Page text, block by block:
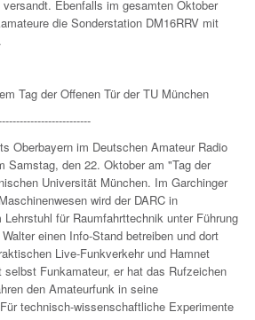
versandt. Ebenfalls im gesamten Oktober
die Sonderstation DM16RRV mit
Tag der Offenen Tür der TU München
Oberbayern im Deutschen Amateur Radio
Samstag, den 22. Oktober am "Tag der
Universität München. Im Garchinger
wird der DARC in
für Raumfahrttechnik unter Führung
einen Info-Stand betreiben und dort
Live-Funkverkehr und Hamnet
Funkamateur, er hat das Rufzeichen
den Amateurfunk in seine
technisch-wissenschaftliche Experimente